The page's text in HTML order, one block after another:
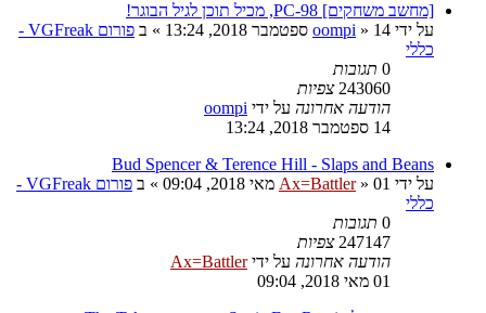
[מחשב משחקים] PC-98, מכיל תוכן לגיל הבוגר!
על ידי
oompi » 14 ספטמבר 2018, 13:24 » ב
פורום VGFreak -
כללי
0 תגובות
243060 צפיות
הודעה אחרונה על ידי oompi
14 ספטמבר 2018, 13:24
Bud Spencer & Terence Hill - Slaps and Beans
על ידי
Ax=Battler» 01 מאי 2018, 09:04 » ב
פורום VGFreak -
כללי
0 תגובות
247147 צפיות
הודעה אחרונה על ידיAx=Battler
01 מאי 2018, 09:04